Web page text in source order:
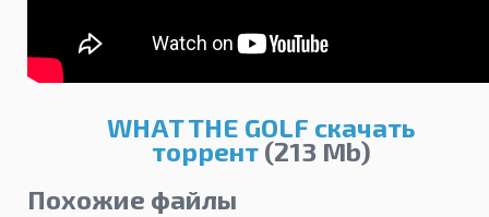
WHAT THE GOLF скачать
торрент(213 Mb)
Похожие файлы